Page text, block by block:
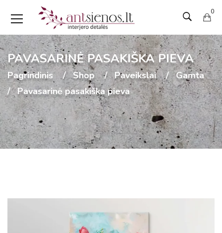
0
PAVASARINĖ PASAKIŠKA PIEVA
Pagrindinis Shop Paveikslai
Gamta
Pavasarinė pasakiška pieva